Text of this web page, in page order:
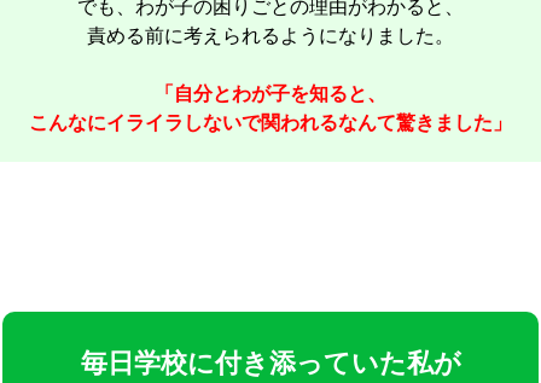
でも、わが子の困りごとの理由がわかると、
責める前に考えられるようになりました。
「自分とわが子を知ると、
こんなにイライラしないで関われるなんて驚きました」
毎日学校に付き添っていた私が